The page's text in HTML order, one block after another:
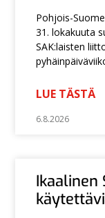
Pohjois-
31. lokakuuta
SAK:laisten
LUE TÄSTÄ
6.8.2026
Ikaalinen